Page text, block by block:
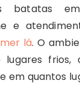
batatas
e
lá. O
lugares frios,
em quantos